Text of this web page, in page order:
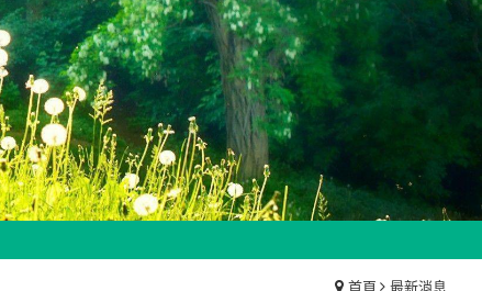
首頁 最新消息